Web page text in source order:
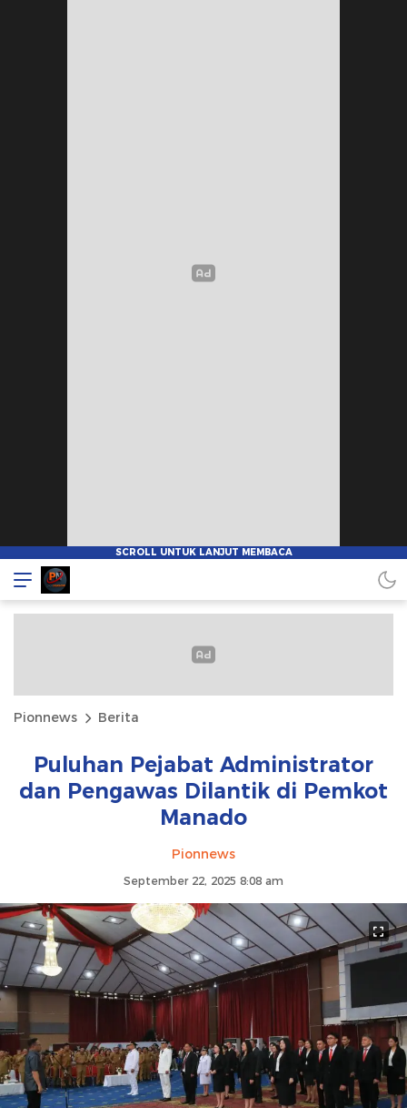
Pionnews Berita
Puluhan Pejabat Administrator
dan Pengawas Dilantik di Pemkot
Manado
Pionnews
September 22, 2025 8:08 am